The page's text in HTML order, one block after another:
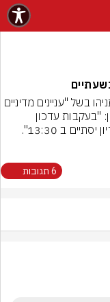
6 תגובות